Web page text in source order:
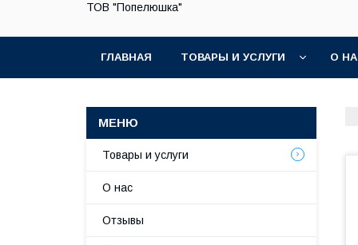
ТОВ "Попелюшка"
ГЛАВНАЯ ТОВАРЫ И УСЛУГИ О
Товары и услуги
О нас
Отзывы